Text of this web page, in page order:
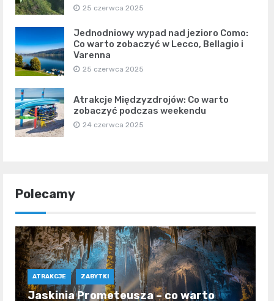
25 czerwca 2025
Jednodniowy wypad nad jezioro Como:
Co warto zobaczyć w Lecco, Bellagio i
Varenna
25 czerwca 2025
Atrakcje Międzyzdrojów: Co warto
zobaczyć podczas weekendu
24 czerwca 2025
Polecamy
ATRAKCJE ZABYTKI
Jaskinia Prometeusza – co warto